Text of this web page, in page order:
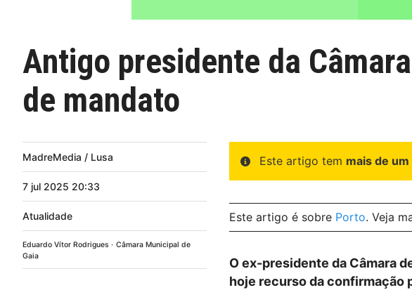
Antigo presidente da
de mandato
MadreMedia / Lusa
7 jul 2025 20:33
Atualidade
Eduardo Vítor Rodrigues
Câmara Municipal de
Gaia
Este artigo tem mais de um
Este artigo é sobre Porto. Veja
O ex-presidente da Câmara
hoje recurso da confirmação